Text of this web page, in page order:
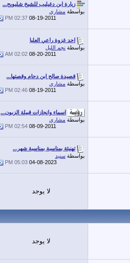
زيارة ابن دغيليب للشيخ شليويح...
بواسطة مشاري
08-19-2011
02:37 PM
احد غزوة راعي العليا
بواسطة نجم الليل
08-20-2011
02:02 AM
قصيدة صالح ابن دحام وقصتها...
بواسطة مشاري
08-19-2011
02:46 PM
اسماء وانجازات قبيلة الزبون...
بواسطة مشاري
08-09-2011
02:54 PM
تهنيئة بمناسبة بمناسبة شهر...
بواسطة سنيد
04-08-2023
05:03 PM
لا يوجد
لا يوجد